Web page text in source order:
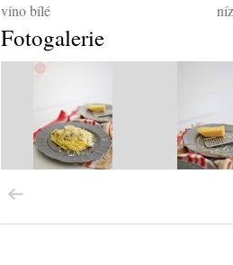
víno bílé
Fotogalerie